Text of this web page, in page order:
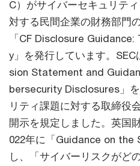
C）がサイバーセキュリテ
対する民間企業の財務部門
「CF Disclosure
y」を発行しています。
sion Statement and
bersecurity Disclosures」
リティ課題に対する取締役
開示を規定しました。英国
022年に「Guidance on
し、「サイバーリスクがど